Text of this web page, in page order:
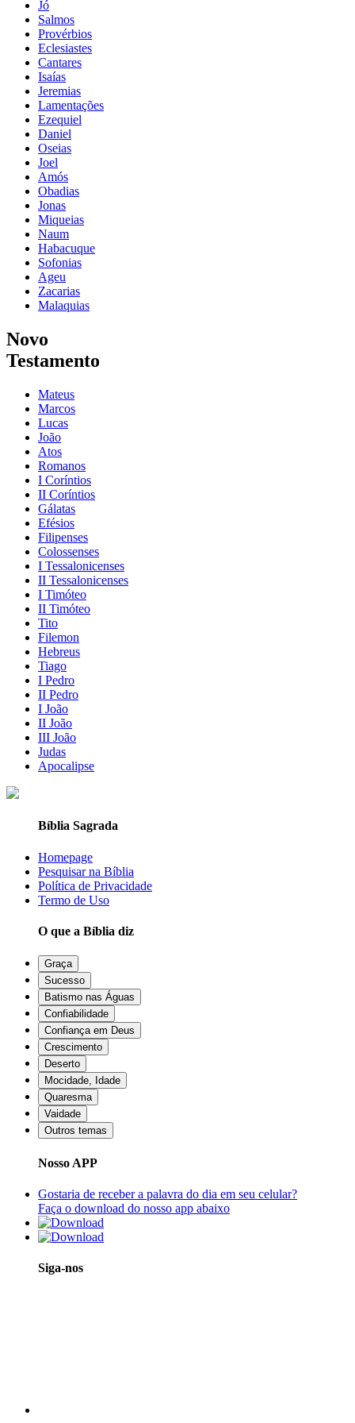
Jó
Salmos
Provérbios
Eclesiastes
Cantares
Isaías
Jeremias
Lamentações
Ezequiel
Daniel
Oseias
Joel
Amós
Obadias
Jonas
Miqueias
Naum
Habacuque
Sofonias
Ageu
Zacarias
Malaquias
Novo
Testamento
Mateus
Marcos
Lucas
João
Atos
Romanos
I Coríntios
II Coríntios
Gálatas
Efésios
Filipenses
Colossenses
I Tessalonicenses
II Tessalonicenses
I Timóteo
II Timóteo
Tito
Filemon
Hebreus
Tiago
I Pedro
II Pedro
I João
II João
III João
Judas
Apocalipse
Bíblia Sagrada
Homepage
Pesquisar na Bíblia
Política de Privacidade
Termo de Uso
O que a Bíblia diz
Graça
Sucesso
Batismo nas Águas
Confiabilidade
Confiança em Deus
Crescimento
Deserto
Mocidade, Idade
Quaresma
Vaidade
Outros temas
Nosso APP
Gostaria de receber a palavra do dia em seu celular?
Faça o download do nosso app abaixo
Siga-nos